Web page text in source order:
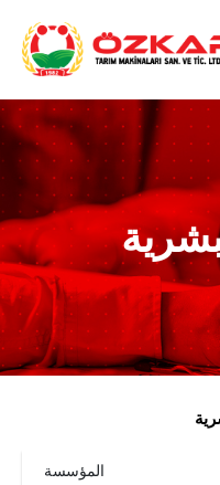
المؤسسة